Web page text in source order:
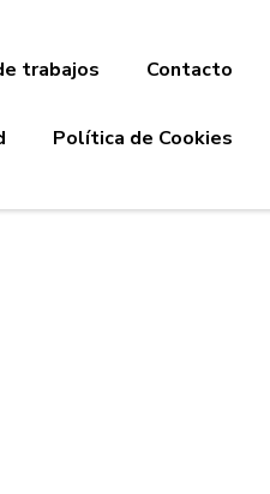
trabajos Contacto
Política de Cookies